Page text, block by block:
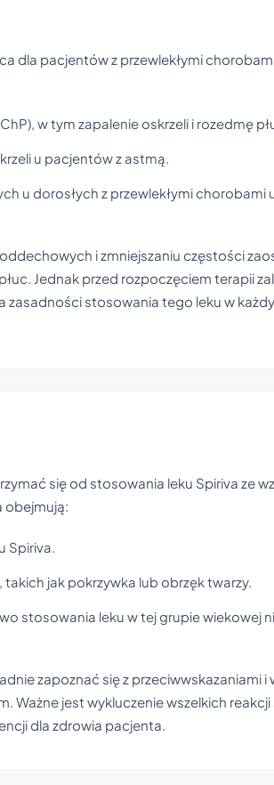
dla pacjentów z przewlekłymi
w tym zapalenie oskrzeli i rozedmę
u pacjentów z astmą.
u dorosłych z przewlekłymi chorobami
i zmniejszaniu częstości
Jednak przed rozpoczęciem terapii
zasadności stosowania tego leku w
się od stosowania leku Spiriva ze
obejmują:
Spiriva.
jak pokrzywka lub obrzęk twarzy.
stosowania leku w tej grupie wiekowej
zapoznać się z przeciwwskazaniami i
Ważne jest wykluczenie wszelkich
dla zdrowia pacjenta.